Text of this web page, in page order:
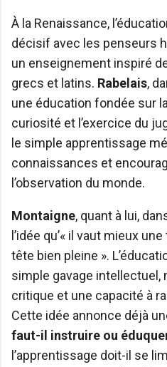
À la Renaissance,
décisif avec les penseurs
un enseignement inspiré
grecs et latins. Rabelais,
une éducation fondée sur
curiosité et l’exercice du
le simple apprentissage
connaissances et
l’observation du monde.
Montaigne, quant à lui,
l’idée qu’« il vaut mieux
tête bien pleine ».
simple gavage intellectuel,
critique et une capacité à
Cette idée annonce déjà
faut-il instruire ou
l’apprentissage doit-il se